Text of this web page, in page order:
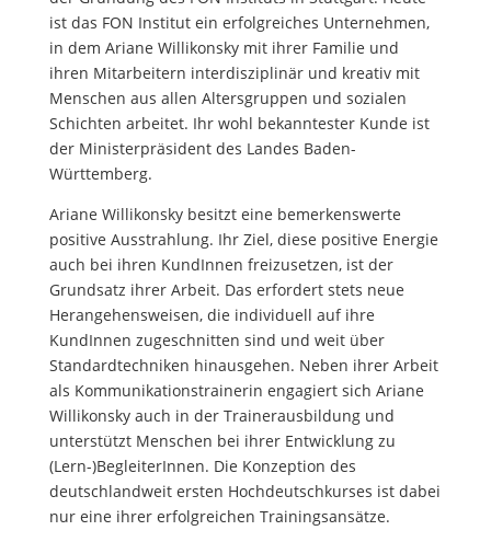
ist das FON Institut ein erfolgreiches Unternehmen,
in dem Ariane Willikonsky mit ihrer Familie und
ihren Mitarbeitern interdisziplinär und kreativ mit
Menschen aus allen Altersgruppen und sozialen
Schichten arbeitet. Ihr wohl bekanntester Kunde ist
der Ministerpräsident des Landes Baden-
Württemberg.
Ariane Willikonsky besitzt eine bemerkenswerte
positive Ausstrahlung. Ihr Ziel, diese positive Energie
auch bei ihren KundInnen freizusetzen, ist der
Grundsatz ihrer Arbeit. Das erfordert stets neue
Herangehensweisen, die individuell auf ihre
KundInnen zugeschnitten sind und weit über
Standardtechniken hinausgehen. Neben ihrer Arbeit
als Kommunikationstrainerin engagiert sich Ariane
Willikonsky auch in der Trainerausbildung und
unterstützt Menschen bei ihrer Entwicklung zu
(Lern-)BegleiterInnen. Die Konzeption des
deutschlandweit ersten Hochdeutschkurses ist dabei
nur eine ihrer erfolgreichen Trainingsansätze.